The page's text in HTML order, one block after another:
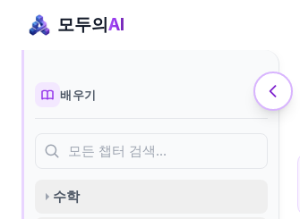
모두의AI
배우기
모든 챕터 검색…
수학